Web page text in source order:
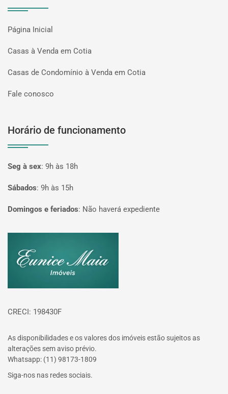
Página Inicial
Casas à Venda em Cotia
Casas de Condomínio à Venda em Cotia
Fale conosco
Horário de funcionamento
Seg à sex: 9h às 18h
Sábados: 9h às 15h
Domingos e feriados: Não haverá expediente
CRECI: 198430F
As disponibilidades e os valores dos imóveis estão sujeitos as
alterações sem aviso prévio.
Whatsapp: (11) 98173-1809
Siga-nos nas redes sociais.